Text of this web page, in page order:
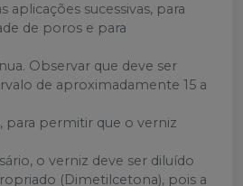
aplicações sucessivas, para
de poros e para
Observar que deve ser
de aproximadamente 15 a
para permitir que o verniz
o verniz deve ser diluído
(Dimetilcetona), pois a